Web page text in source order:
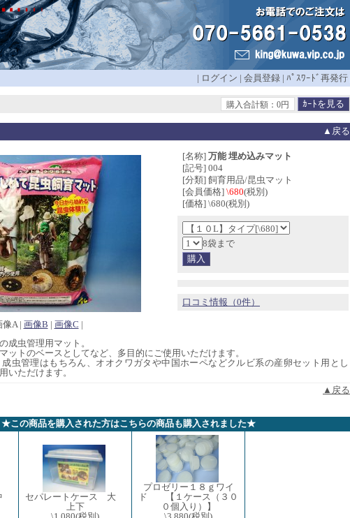
| ログイン | 会員登録 | ﾊﾟｽﾜｰﾄﾞ再発行
購入合計額：0円
▲戻る
像A | 画像B | 画像C |
[名称] 万能 埋め込みマット
[記号] 004
[分類] 飼育用品/昆虫マット
[会員価格] \680(税別)
[価格] \680(税別)
8袋まで
口コミ情報（0件）
成虫管理用マット。
ットのベースとしてなど、多目的にご使用いただけます。
虫管理はもちろん、オオクワガタや中国ホーペなどクルビ系の産卵セット用とし
いただけます。
▲戻る
★この商品を購入された方はこちらの商品も購入されました★
セパレートケース 大
上下
\1,080(税別)
プロゼリー１８ｇワイ
ド 【１ケース（３０
０個入り）】
\3,880(税別)